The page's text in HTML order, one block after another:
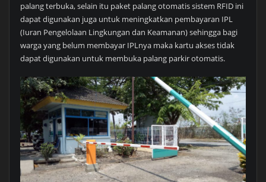
palang terbuka, selain itu paket palang otomatis sistem RFID ini
dapat digunakan juga untuk meningkatkan pembayaran IPL
(Iuran Pengelolaan Lingkungan dan Keamanan) sehingga bagi
warga yang belum membayar IPLnya maka kartu akses tidak
dapat digunakan untuk membuka palang parkir otomatis.